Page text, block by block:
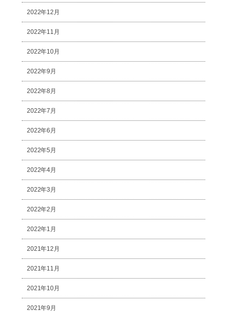
2022年12月
2022年11月
2022年10月
2022年9月
2022年8月
2022年7月
2022年6月
2022年5月
2022年4月
2022年3月
2022年2月
2022年1月
2021年12月
2021年11月
2021年10月
2021年9月